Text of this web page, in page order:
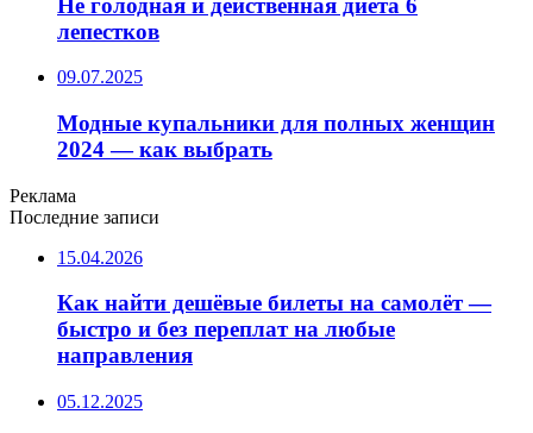
лепестков
09.07.2025
Модные купальники для полных женщин
2024 — как выбрать
Реклама
Последние записи
15.04.2026
Как найти дешёвые билеты на самолёт —
быстро и без переплат на любые
направления
05.12.2025